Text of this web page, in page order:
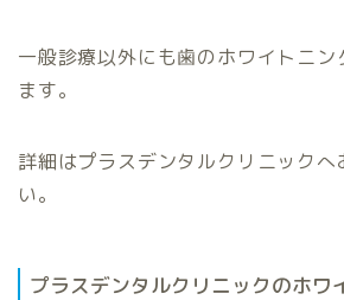
一般診療以外にも歯のホワイトニン
ます。
詳細はプラスデンタルクリニックへ
い。
プラスデンタルクリニックのホワ